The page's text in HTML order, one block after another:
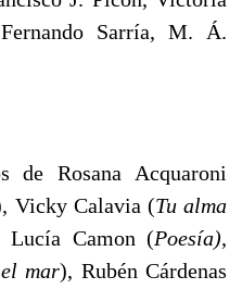
Sarría, M. Á.
de Rosana Acquaroni
Vicky Calavia (Tu alma
Lucía Camon (Poesía),
mar), Rubén Cárdenas